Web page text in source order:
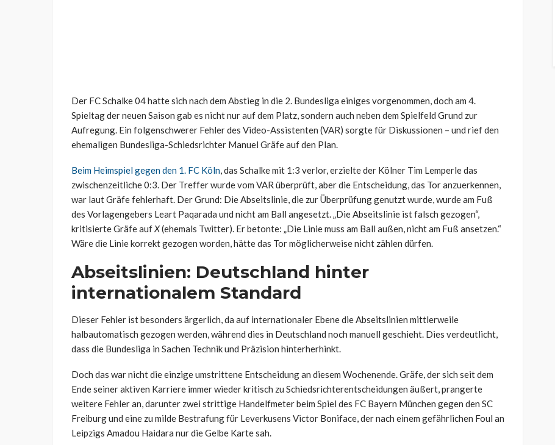
Der FC Schalke 04 hatte sich nach dem Abstieg in die 2. Bundesliga einiges vorgenommen, doch am 4.
Spieltag der neuen Saison gab es nicht nur auf dem Platz, sondern auch neben dem Spielfeld Grund zur
Aufregung. Ein folgenschwerer Fehler des Video-Assistenten (VAR) sorgte für Diskussionen – und rief den
ehemaligen Bundesliga-Schiedsrichter Manuel Gräfe auf den Plan.
Beim Heimspiel gegen den 1. FC Köln, das Schalke mit 1:3 verlor, erzielte der Kölner Tim Lemperle das
zwischenzeitliche 0:3. Der Treffer wurde vom VAR überprüft, aber die Entscheidung, das Tor anzuerkennen,
war laut Gräfe fehlerhaft. Der Grund: Die Abseitslinie, die zur Überprüfung genutzt wurde, wurde am Fuß
des Vorlagengebers Leart Paqarada und nicht am Ball angesetzt. „Die Abseitslinie ist falsch gezogen“,
kritisierte Gräfe aufX(ehemals Twitter). Er betonte: „Die Linie muss am Ball außen, nicht am Fuß ansetzen.“
Wäre die Linie korrekt gezogen worden, hätte das Tor möglicherweise nicht zählen dürfen.
Abseitslinien: Deutschland hinter
internationalem Standard
Dieser Fehler ist besonders ärgerlich, da auf internationaler Ebene die Abseitslinien mittlerweile
halbautomatisch gezogen werden, während dies in Deutschland noch manuell geschieht. Dies verdeutlicht,
dass die Bundesliga in Sachen Technik und Präzision hinterherhinkt.
Doch das war nicht die einzige umstrittene Entscheidung an diesem Wochenende. Gräfe, der sich seit dem
Ende seiner aktiven Karriere immer wieder kritisch zu Schiedsrichterentscheidungen äußert, prangerte
weitere Fehler an, darunter zwei strittige Handelfmeter beim Spiel des FC Bayern München gegen den SC
Freiburg und eine zu milde Bestrafung für Leverkusens Victor Boniface, der nach einem gefährlichen Foul an
Leipzigs Amadou Haidara nur die Gelbe Karte sah.